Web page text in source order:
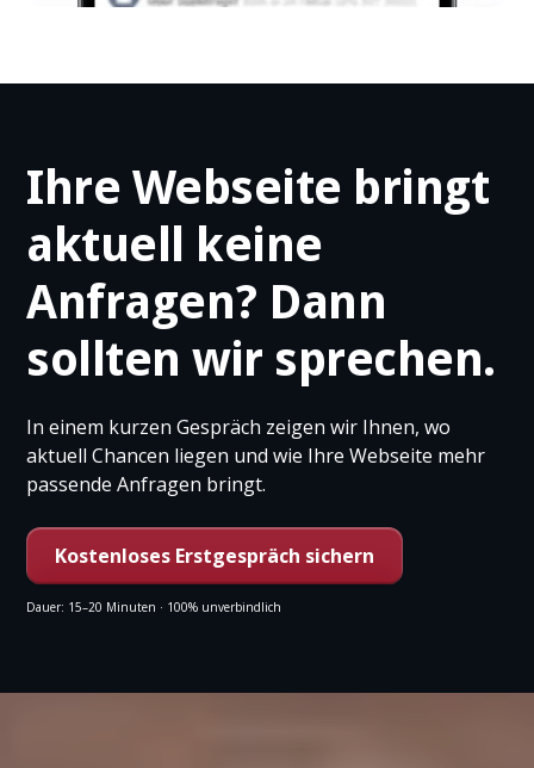
Ihre Webseite bringt
aktuell keine
Anfragen? Dann
sollten wir sprechen.
In einem kurzen Gespräch zeigen wir Ihnen, wo
aktuell Chancen liegen und wie Ihre Webseite mehr
passende Anfragen bringt.
Kostenloses Erstgespräch sichern
Dauer: 15–20 Minuten · 100% unverbindlich